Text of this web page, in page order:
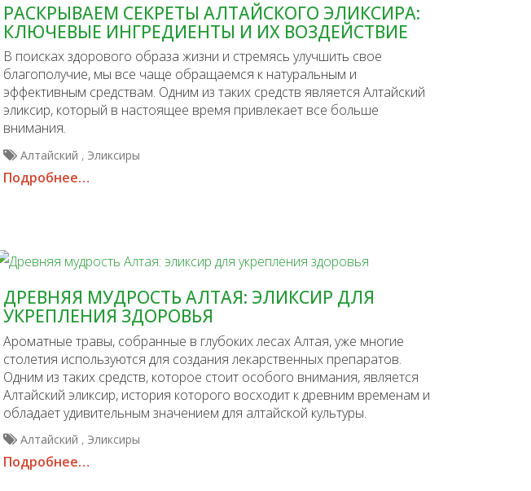
РАСКРЫВАЕМ СЕКРЕТЫ АЛТАЙСКОГО ЭЛИКСИРА:
КЛЮЧЕВЫЕ ИНГРЕДИЕНТЫ И ИХ ВОЗДЕЙСТВИЕ
В поисках здорового образа жизни и стремясь улучшить свое
благополучие, мы все чаще обращаемся к натуральным и
эффективным средствам. Одним из таких средств является Алтайский
эликсир, который в настоящее время привлекает все больше
внимания.
Алтайский , Эликсиры
Подробнее…
ДРЕВНЯЯ МУДРОСТЬ АЛТАЯ: ЭЛИКСИР ДЛЯ
УКРЕПЛЕНИЯ ЗДОРОВЬЯ
Ароматные травы, собранные в глубоких лесах Алтая, уже многие
столетия используются для создания лекарственных препаратов.
Одним из таких средств, которое стоит особого внимания, является
Алтайский эликсир, история которого восходит к древним временам и
обладает удивительным значением для алтайской культуры.
Алтайский , Эликсиры
Подробнее…